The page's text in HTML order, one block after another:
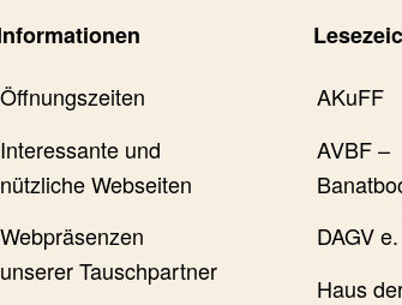
Öffnungszeiten
Interessante und
nützliche Webseiten
Webpräsenzen
unserer Tauschpartner
AKuFF
AVBF –
DAGV
Haus